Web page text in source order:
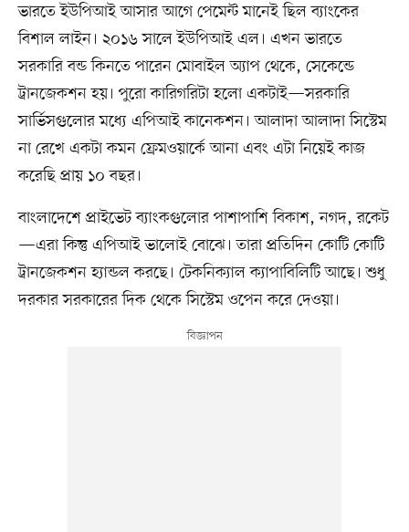
ভারতে ইউপিআই আসার আগে পেমেন্ট মানেই ছিল ব্যাংকের
বিশাল লাইন। ২০১৬ সালে ইউপিআই এল। এখন ভারতে
সরকারি বন্ড কিনতে পারেন মোবাইল অ্যাপ থেকে, সেকেন্ডে
ট্রানজেকশন হয়। পুরো কারিগরিটা হলো একটাই—সরকারি
সার্ভিসগুলোর মধ্যে এপিআই কানেকশন। আলাদা আলাদা সিস্টেম
না রেখে একটা কমন ফ্রেমওয়ার্কে আনা এবং এটা নিয়েই কাজ
করেছি প্রায় ১০ বছর।
বাংলাদেশে প্রাইভেট ব্যাংকগুলোর পাশাপাশি বিকাশ, নগদ, রকেট
—এরা কিন্তু এপিআই ভালোই বোঝে। তারা প্রতিদিন কোটি কোটি
ট্রানজেকশন হ্যান্ডল করছে। টেকনিক্যাল ক্যাপাবিলিটি আছে। শুধু
দরকার সরকারের দিক থেকে সিস্টেম ওপেন করে দেওয়া।